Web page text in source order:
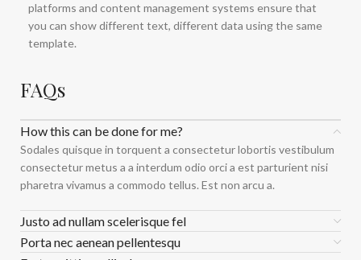
platforms and content management systems ensure that
you can show different text, different data using the same
template.
FAQs
How this can be done for me?
Sodales quisque in torquent a consectetur lobortis vestibulum
consectetur metus a a interdum odio orci a est parturient nisi
pharetra vivamus a commodo tellus. Est non arcu a.
Justo ad nullam scelerisque fel
Porta nec aenean pellentesqu